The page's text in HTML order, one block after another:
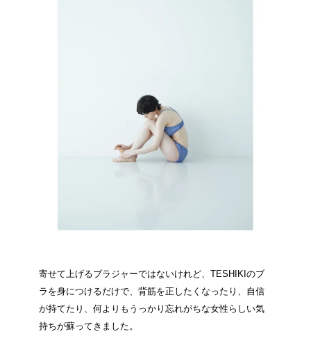
寄せて上げるブラジャーではないけれど、TESHIKIのブ
ラを身につけるだけで、背筋を正したくなったり、自信
が持てたり、何よりもうっかり忘れがちな女性らしい気
持ちが蘇ってきました。